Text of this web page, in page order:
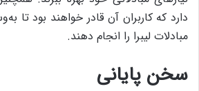
دارد که کاربران آن قادر خواهند بود تا
مبادلات لیبرا را انجام دهند.
سخن پایانی